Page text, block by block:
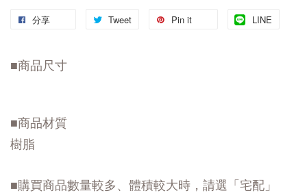
分享 Tweet Pin it LINE
■商品尺寸
■商品材質
樹脂
■購買商品數量較多、體積較大時，請選「宅配」